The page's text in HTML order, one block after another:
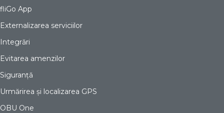
fliGo App
Externalizarea serviciilor
Integrări
Evitarea amenzilor
Siguranță
Urmărirea și localizarea GPS
OBU One